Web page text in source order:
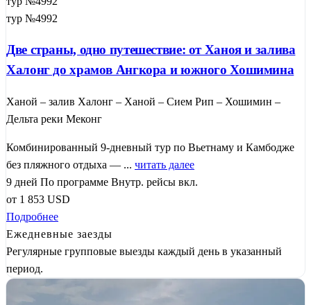
тур №4992
Две страны, одно путешествие: от Ханоя и залива
Халонг до храмов Ангкора и южного Хошимина
Ханой – залив Халонг – Ханой – Сием Рип – Хошимин –
Дельта реки Меконг
Комбинированный 9-дневный тур по Вьетнаму и Камбодже
без пляжного отдыха — ... читать далее
9 дней По программе Внутр. рейсы вкл.
от 1 853 USD
Подробнее
Ежедневные заезды
Регулярные групповые выезды каждый день в указанный
период.